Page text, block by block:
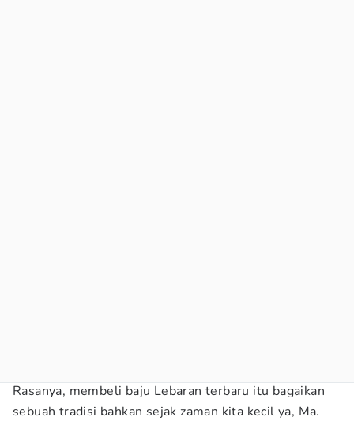
Rasanya, membeli baju Lebaran terbaru itu bagaikan
sebuah tradisi bahkan sejak zaman kita kecil ya, Ma.